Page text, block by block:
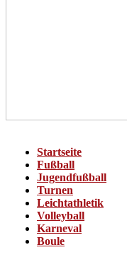
Startseite
Fußball
Jugendfußball
Turnen
Leichtathletik
Volleyball
Karneval
Boule